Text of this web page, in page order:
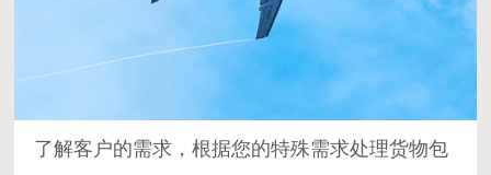
了解客户的需求，根据您的特殊需求处理货物包